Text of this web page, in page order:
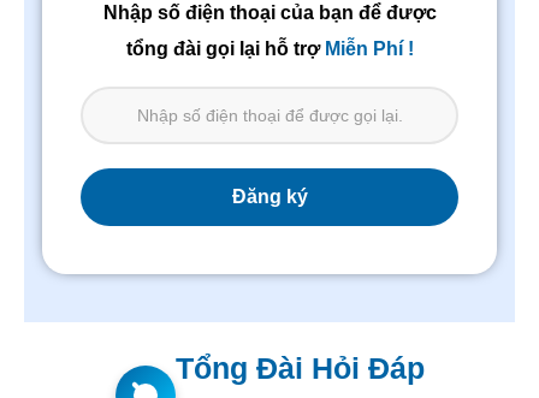
Nhập số điện thoại của bạn để được
tổng đài gọi lại hỗ trợ Miễn Phí !
Tổng Đài Hỏi Đáp